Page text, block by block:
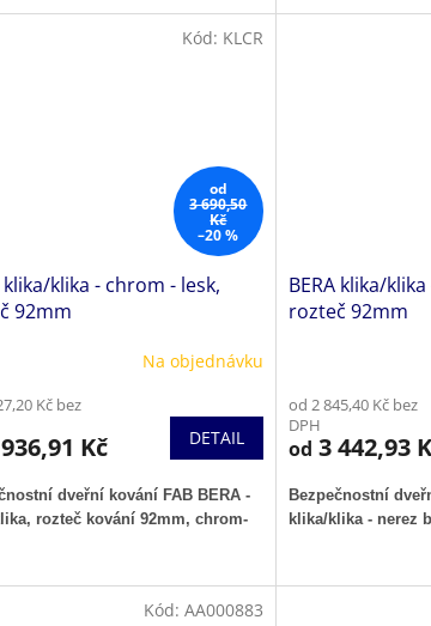
od
3 690,50
Kč
–20 %
klika/klika - chrom - lesk,
92mm
Na objednávku
Kč bez
Kč DETAIL
dveřní kování FAB BERA -
rozteč kování 92mm, chrom-
Kód: KLCR
BERA klika/
rozteč 92mm
od 2 845,40 Kč bez
DPH
od 3 442,93
Bezpečnostní
klika/klika - nerez
Kód: AA000883